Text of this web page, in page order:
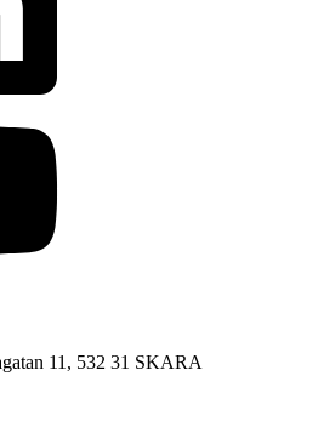
11, 532 31 SKARA